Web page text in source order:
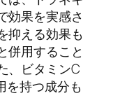
効果を実感さ
抑える効果も
併用すること
、ビタミンC
を持つ成分も